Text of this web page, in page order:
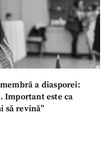
a diasporei:
Important este ca
să revină”